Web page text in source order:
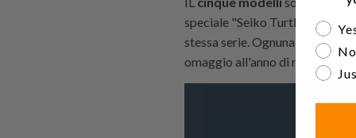
speciale "Seiko Turtle" -
stessa serie. Ognuna delle
omaggio all'anno di
Are